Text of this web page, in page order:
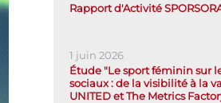
Rapport d'Activité
1 juin 2026
Étude "Le sport féminin sur
sociaux : de la visibilité à la
UNITED et The Metrics